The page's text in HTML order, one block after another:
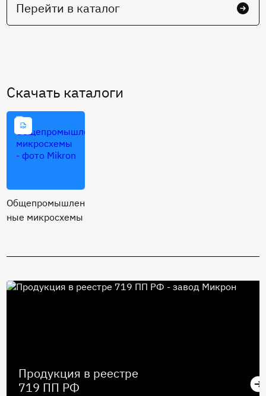
Перейти в каталог
Cкачать каталоги
Общепромышлен
ные микросхемы
Продукция в реестре
719 ПП РФ